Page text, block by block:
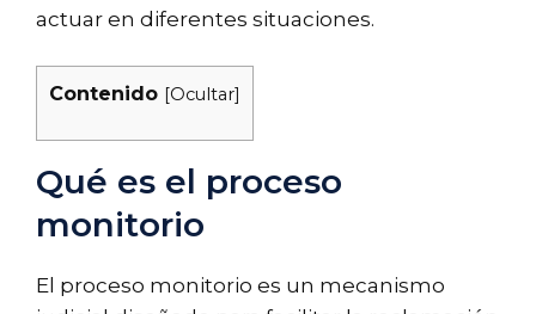
actuar en diferentes situaciones.
Contenido [Ocultar]
Qué es el proceso
monitorio
El proceso monitorio es un mecanismo